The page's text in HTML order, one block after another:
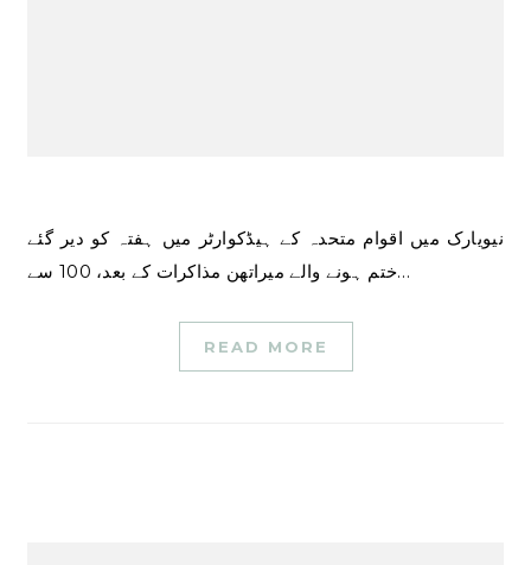
نیویارک میں اقوام متحدہ کے ہیڈکوارٹر میں ہفتہ کو دیر گئے
ختم ہونے والے میراتھن مذاکرات کے بعد، 100 سے…
READ MORE